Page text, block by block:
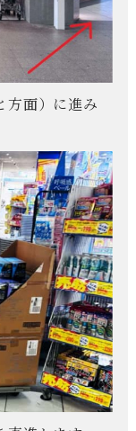
面）に進み